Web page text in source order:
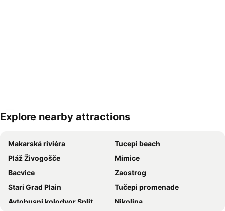
Explore nearby attractions
Makarská riviéra
Tucepi beach
Pláž Živogošče
Mimice
Bacvice
Zaostrog
Stari Grad Plain
Tučepi promenade
Avtobusni kolodvor Split
Nikolina